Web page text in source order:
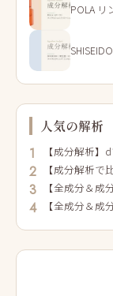
POLA
人気の解析
1 【成分解析
2 【成分解析
3 【全成分＆
4 【全成分＆